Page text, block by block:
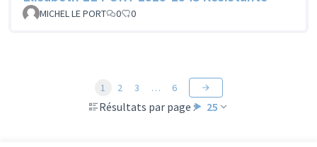
MICHEL LE PORT 0 0
Résultats par page : 25
1 2 3 … 6